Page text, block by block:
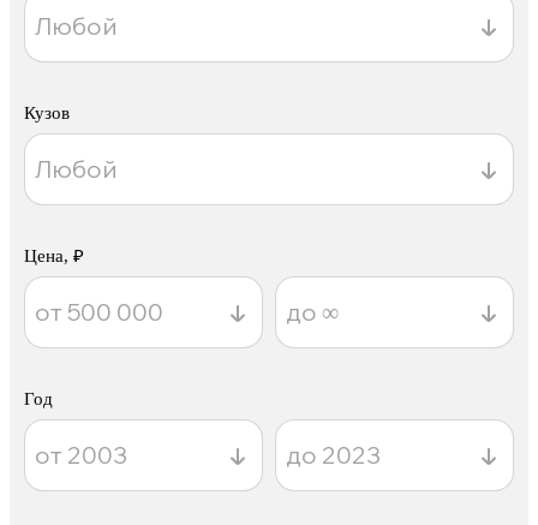
Кузов
Цена, ₽
Год